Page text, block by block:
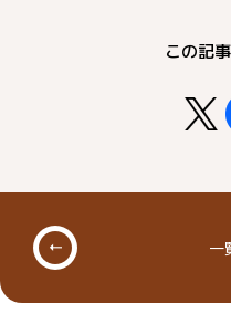
この記
一